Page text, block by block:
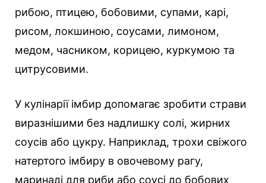
рибою, птицею, бобовими, супами, карі,
рисом, локшиною, соусами, лимоном,
медом, часником, корицею, куркумою та
цитрусовими.
У кулінарії імбир допомагає зробити страви
виразнішими без надлишку солі, жирних
соусів або цукру. Наприклад, трохи свіжого
натертого імбиру в овочевому рагу,
маринаді для риби або соусі до бобових